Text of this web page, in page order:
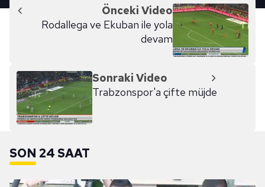
Önceki Video
Rodallega ve Ekuban ile yola
devam
Sonraki Video
Trabzonspor'a çifte müjde
SON 24 SAAT